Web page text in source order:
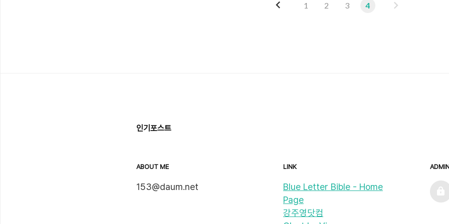
1 2 3 4
다
인기포스트
ABOUT ME
153@daum.net
LINK
Blue Letter Bible - Home
Page
강주영닷컴
admin